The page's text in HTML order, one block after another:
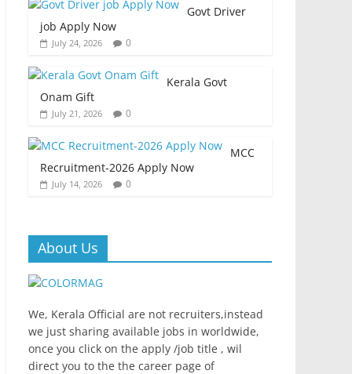
Govt Driver
job Apply Now
July 24, 2026 0
Kerala Govt
Onam Gift
July 21, 2026 0
MCC
Recruitment-2026 Apply Now
July 14, 2026 0
About Us
We, Kerala Official are not recruiters,instead
we just sharing available jobs in worldwide,
once you click on the apply /job title , wil
direct you to the the career page of